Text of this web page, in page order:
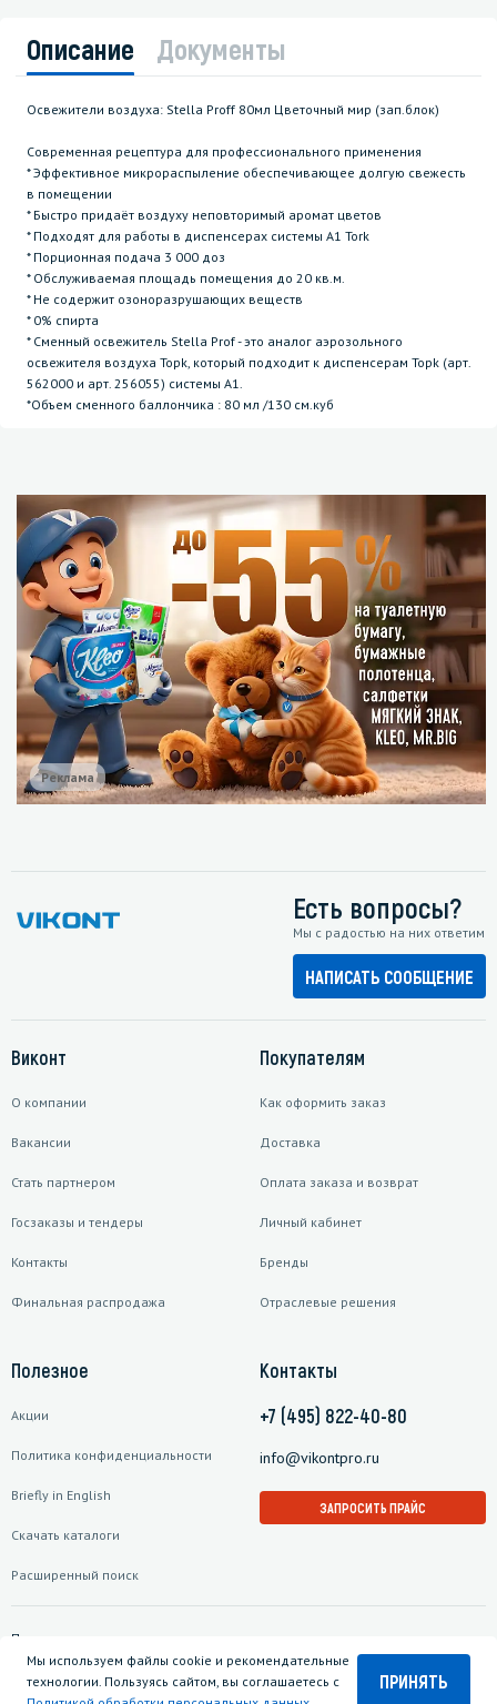
Описание Документы
Освежители воздуха: Stella Proff 80мл Цветочный мир (зап.блок)
Современная рецептура для профессионального применения
* Эффективное микрораспыление обеспечивающее долгую свежесть
в помещении
* Быстро придаёт воздуху неповторимый аромат цветов
* Подходят для работы в диспенсерах системы А1 Tork
* Порционная подача 3 000 доз
* Обслуживаемая площадь помещения до 20 кв.м.
* Не содержит озоноразрушающих веществ
* 0% спирта
* Сменный освежитель Stella Prof - это аналог аэрозольного
освежителя воздуха Topk, который подходит к диспенсерам Topk (арт.
562000 и арт. 256055) системы A1.
*Объем сменного баллончика : 80 мл /130 см.куб
Реклама
Есть вопросы?
Мы с радостью на них ответим
НАПИСАТЬ СООБЩЕНИЕ
Виконт
О компании
Вакансии
Стать партнером
Госзаказы и тендеры
Контакты
Финальная распродажа
Покупателям
Как оформить заказ
Доставка
Оплата заказа и возврат
Личный кабинет
Бренды
Отраслевые решения
Полезное
Акции
Политика конфиденциальности
Briefly in English
Скачать каталоги
Расширенный поиск
Контакты
+7 (495) 822-40-80
info@vikontpro.ru
ЗАПРОСИТЬ ПРАЙС
Подписаться на рассылку
Мы используем файлы cookie и рекомендательные
технологии. Пользуясь сайтом, вы соглашаетесь с
ПРИНЯТЬ